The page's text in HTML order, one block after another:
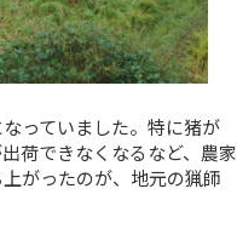
っていました。特に猪が
荷できなくなるなど、農家
がったのが、地元の猟師